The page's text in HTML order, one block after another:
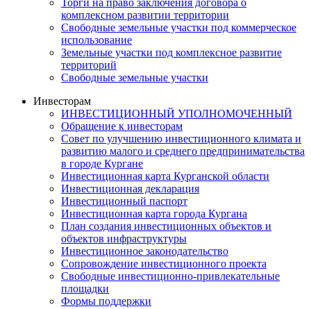
комплексном развитии территории
Свободные земельные участки под коммерческое
использование
Земельные участки под комплексное развитие
территорий
Свободные земельные участки
Инвесторам
ИНВЕСТИЦИОННЫЙ УПОЛНОМОЧЕННЫЙ
Обращение к инвесторам
Совет по улучшению инвестиционного климата и
развитию малого и среднего предпринимательства
в городе Кургане
Инвестиционная карта Курганской области
Инвестиционная декларация
Инвестиционный паспорт
Инвестиционная карта города Кургана
План создания инвестиционных объектов и
объектов инфраструктуры
Инвестиционное законодательство
Сопровождение инвестиционного проекта
Свободные инвестиционно-привлекательные
площадки
Формы поддержки